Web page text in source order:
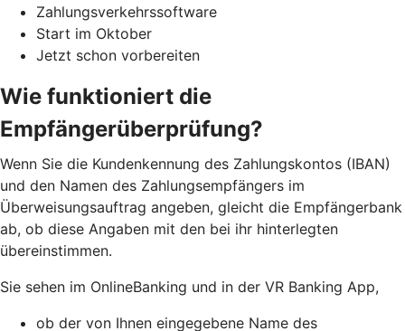
Zahlungsverkehrssoftware
Start im Oktober
Jetzt schon vorbereiten
Wie funktioniert die
Empfängerüberprüfung?
Wenn Sie die Kundenkennung des Zahlungskontos (IBAN)
und den Namen des Zahlungsempfängers im
Überweisungsauftrag angeben, gleicht die Empfängerbank
ab, ob diese Angaben mit den bei ihr hinterlegten
übereinstimmen.
Sie sehen im OnlineBanking und in der VR Banking App,
ob der von Ihnen eingegebene Name des